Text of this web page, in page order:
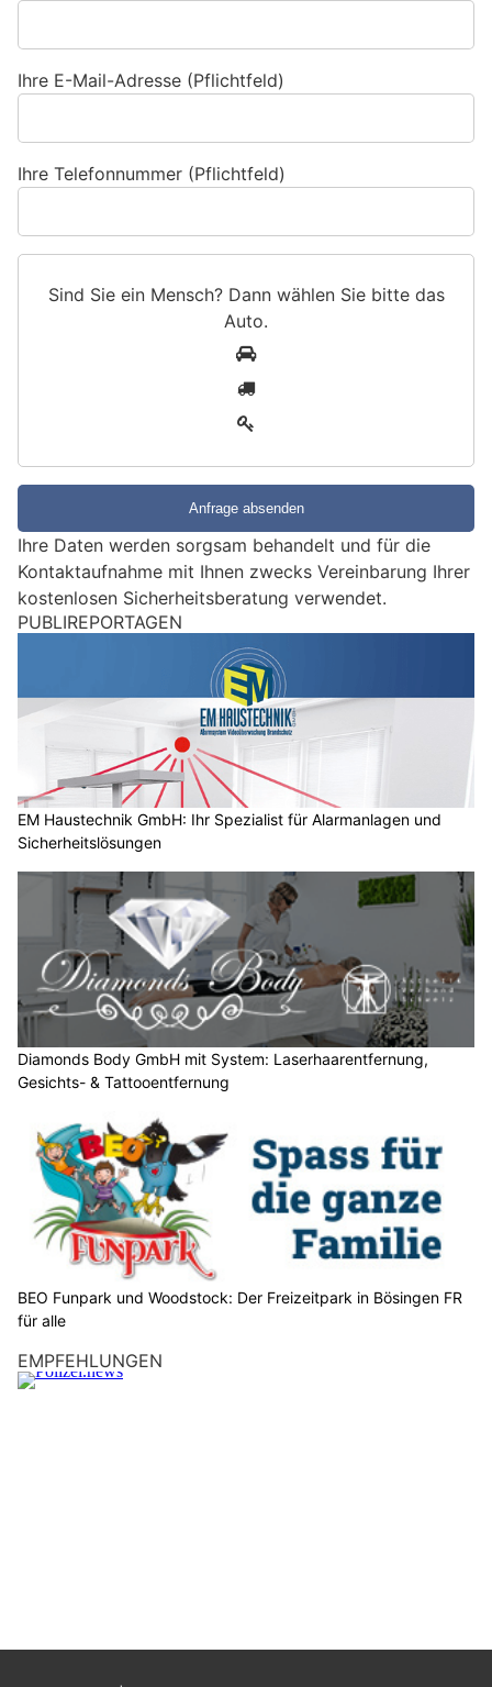
Ihre E-Mail-Adresse (Pflichtfeld)
Ihre Telefonnummer (Pflichtfeld)
Sind Sie ein Mensch? Dann wählen Sie bitte das
Auto.
e
i
n
M
e
c
h
D
a
n
n
e
S
i
b
i
t
e
a
s
u
Ihre Daten werden sorgsam behandelt und für die
Kontaktaufnahme mit Ihnen zwecks Vereinbarung Ihrer
kostenlosen Sicherheitsberatung verwendet.
PUBLIREPORTAGEN
EM Haustechnik GmbH: Ihr Spezialist für Alarmanlagen und
Sicherheitslösungen
Diamonds Body GmbH mit System: Laserhaarentfernung,
Gesichts- & Tattooentfernung
BEO Funpark und Woodstock: Der Freizeitpark in Bösingen FR
für alle
EMPFEHLUNGEN